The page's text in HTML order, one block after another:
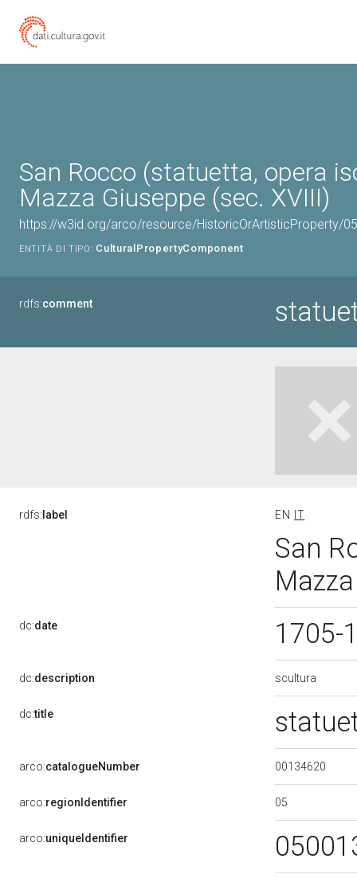
San Rocco (statuetta, opera
Mazza Giuseppe (sec. XVIII)
https://w3id.org/arco/resource/HistoricOrArtisticProperty/
ENTITÀ DI TIPO: CulturalPropertyComponent
rdfs:comment
rdfs: label EN IT
San
dc:date 1705-
dc:description scultura
dc:title
arco:catalogueNumber 00134620
arco:regionIdentifier 05
arco:uniqueIdentifier